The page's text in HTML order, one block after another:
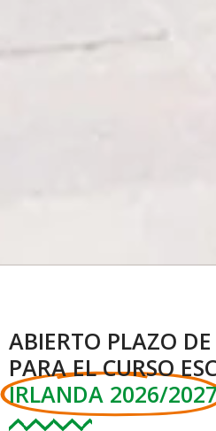
ABIERTO PLAZO
PARA EL CURSO
IRLANDA 2026/